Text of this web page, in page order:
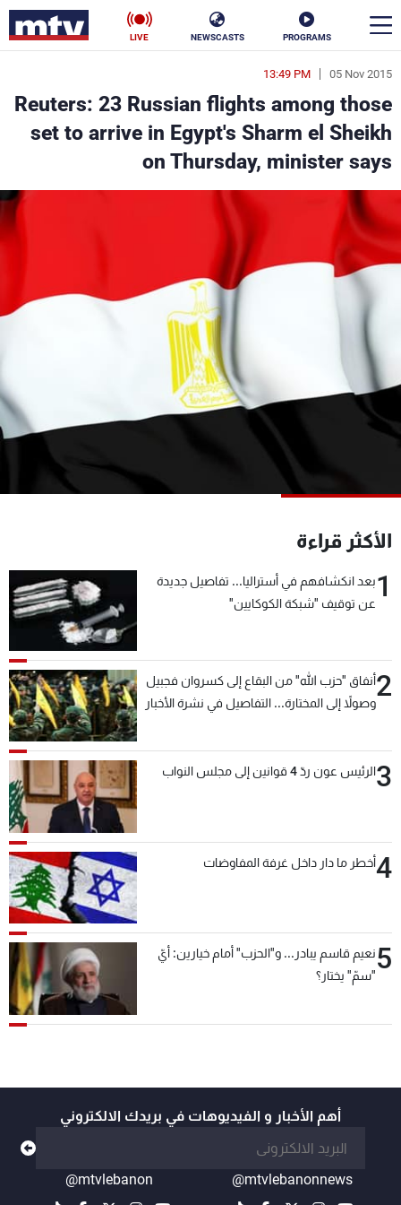
PROGRAMS
NEWSCASTS
LIVE
05 Nov 2015
13:49 PM
Reuters: 23 Russian flights among those
set to arrive in Egypt's Sharm el Sheikh
on Thursday, minister says
الأكثر قراءة
1بعد انكشافهم في أستراليا... تفاصيل جديدة
عن توقيف "شبكة الكوكايين"
2أنفاق "حزب الله" من البقاع إلى كسروان فجبيل
وصولاً إلى المختارة... التفاصيل في نشرة الأخبار
3الرئيس عون ردّ 4 قوانين إلى مجلس النواب
4أخطر ما دار داخل غرفة المفاوضات
5نعيم قاسم يبادر... و"الحزب" أمام خيارين: أيّ
"سمّ" يختار؟
أهم الأخبار و الفيديوهات في بريدك الالكتروني
@mtvlebanonnews
@mtvlebanon
en
الأخبار
سياسة ناس
إقتصاد
منوعات
كأس العالم
البرامج
جدول البرامج
شاهد البرامج
لاعلاناتكم